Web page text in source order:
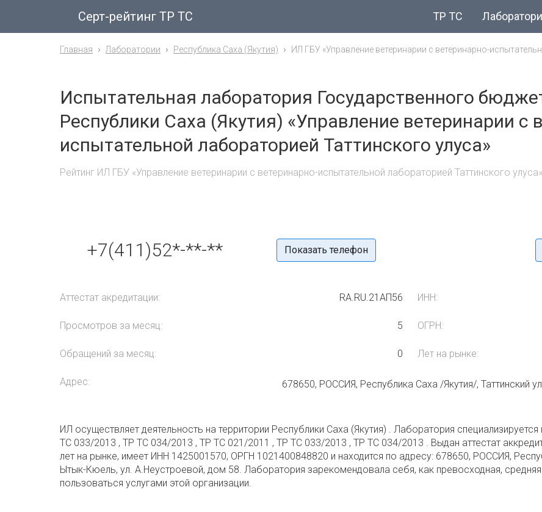
Серт-рейтинг ТР ТС ТР ТС
Главная Лаборатории Республика Саха (Якутия) ИЛ ГБУ «Управление ветеринарии с ветеринарно-
Испытательная лаборатория Государственного
Республики Саха (Якутия) «Управление ветеринарии с
испытательной лабораторией Таттинского улуса»
Рейтинг ИЛ ГБУ «Управление ветеринарии с ветеринарно-испытательной лабораторией Таттинского
+7(411)52*-**-** Показать телефон
Аттестат акредитации: RA.RU.21АП56
Просмотров за месяц: 5
Обращений за месяц: 0
ИНН:
ОГРН:
Лет на рынке:
Адрес: 678650, РОССИЯ, Республика Саха /Якутия/, Таттинский
ИЛ осуществляет деятельность на территории Республики Саха (Якутия) . Лаборатория
ТС 033/2013 , ТР ТС 034/2013 , ТР ТС 021/2011 , ТР ТС 033/2013 , ТР ТС 034/2013 . Выдан аттестат
лет на рынке, имеет ИНН 1425001570, ОРГН 1021400848820 и находится по адресу: 678650, РОССИЯ,
Ытык-Кюель, ул. А.Неустроевой, дом 58. Лаборатория зарекомендовала себя, как превосходная,
пользоваться услугами этой организации.